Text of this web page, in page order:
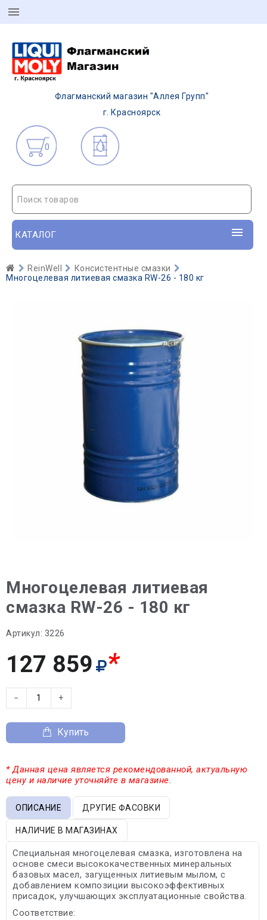
Флагманский магазин "Аллея Групп"
г. Красноярск
0
Поиск товаров
КАТАЛОГ
ReinWell
Консистентные смазки
Многоцелевая литиевая смазка RW-26 - 180 кг
Многоцелевая литиевая
смазка RW-26 - 180 кг
Артикул: 3226
127 859 *
− +
Купить
* Данная цена является рекомендованной, актуальную
цену и наличие уточняйте в магазине.
ОПИСАНИЕ ДРУГИЕ ФАСОВКИ
НАЛИЧИЕ В МАГАЗИНАХ
Специальная многоцелевая смазка, изготовлена на
основе смеси высококачественных минеральных
базовых масел, загущенных литиевым мылом, с
добавлением композиции высокоэффективных
присадок, улучшающих эксплуатационные свойства.
Соответствие: